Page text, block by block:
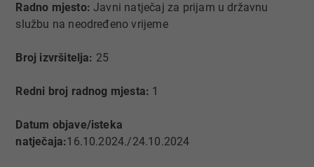
Radno mjesto: Javni natječaj za prijam u državnu
službu na neodređeno vrijeme
Broj izvršitelja: 25
Redni broj radnog mjesta: 1
Datum objave/isteka
natječaja:16.10.2024./24.10.2024